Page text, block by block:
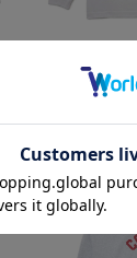
【+B】/ロ